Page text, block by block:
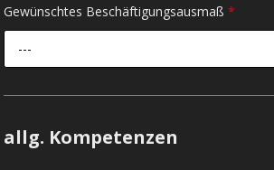
Gewünschtes Beschäftigungsausmaß*
---
allg. Kompetenzen